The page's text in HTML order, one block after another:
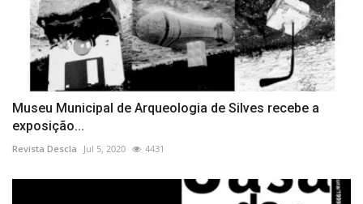
Museu Municipal de Arqueologia de Silves recebe a
exposição...
Revista Descla Jul 5, 2020 4431